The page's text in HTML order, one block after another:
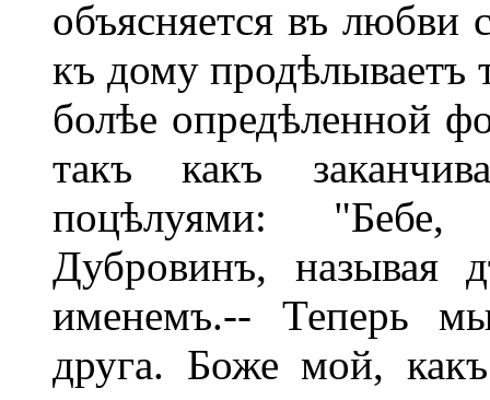
объясняется въ любви
къ дому продѣлываетъ
болѣе опредѣленной
такъ какъ
поцѣлуями:
Дубровинъ, называя
именемъ.-- Теперь
друга. Боже мой,